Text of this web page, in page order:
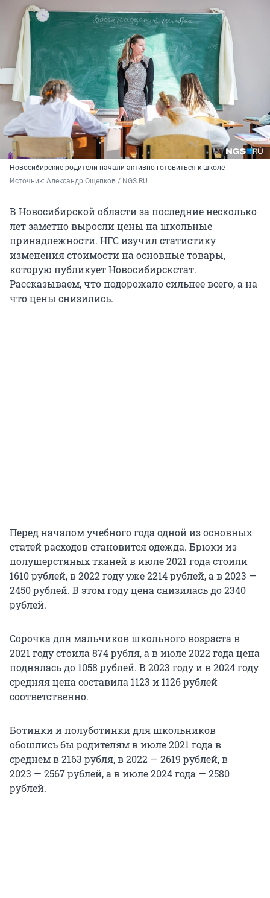
Новосибирские родители начали активно готовиться к школе
Источник: Александр Ощепков / NGS.RU
В Новосибирской области за последние несколько
лет заметно выросли цены на школьные
принадлежности. НГС изучил статистику
изменения стоимости на основные товары,
которую публикует Новосибирскстат.
Рассказываем, что подорожало сильнее всего, а на
что цены снизились.
Перед началом учебного года одной из основных
статей расходов становится одежда. Брюки из
полушерстяных тканей в июле 2021 года стоили
1610 рублей, в 2022 году уже 2214 рублей, а в 2023 —
2450 рублей. В этом году цена снизилась до 2340
рублей.
Сорочка для мальчиков школьного возраста в
2021 году стоила 874 рубля, а в июле 2022 года цена
поднялась до 1058 рублей. В 2023 году и в 2024 году
средняя цена составила 1123 и 1126 рублей
соответственно.
Ботинки и полуботинки для школьников
обошлись бы родителям в июле 2021 года в
среднем в 2163 рубля, в 2022 — 2619 рублей, в
2023 — 2567 рублей, а в июле 2024 года — 2580
рублей.